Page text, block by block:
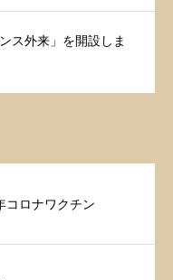
ス外来」を開設しま
コロナワクチン